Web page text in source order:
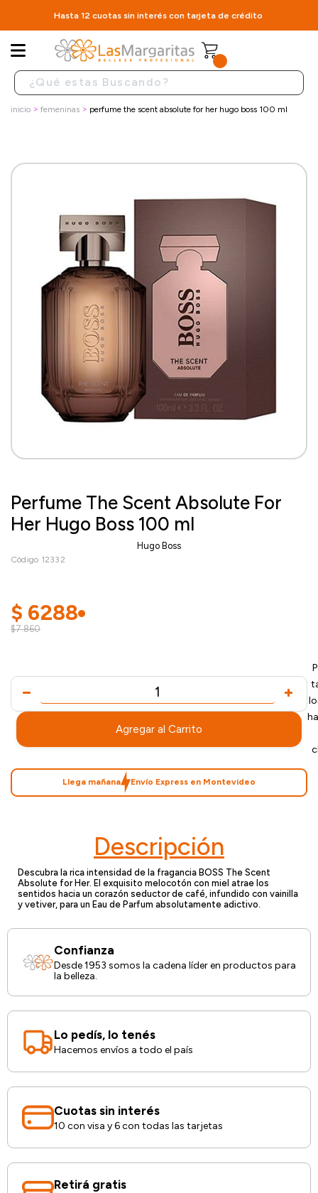
Hasta 12 cuotas sin interés con tarjeta de crédito
inicio femeninas perfume the scent absolute for her hugo boss 100 ml
Perfume The Scent Absolute For
Her Hugo Boss 100 ml
Hugo Boss
Código 12332
$7.860
$ 6288
Agregar al Carrito
Llega mañana Envío Express en Montevideo
Descripción
Descubra la rica intensidad de la fragancia BOSS The Scent
Absolute for Her. El exquisito melocotón con miel atrae los
sentidos hacia un corazón seductor de café, infundido con vainilla
y vetiver, para un Eau de Parfum absolutamente adictivo.
Confianza
Desde 1953 somos la cadena líder en productos para
la belleza.
Lo pedís, lo tenés
Hacemos envíos a todo el país
Cuotas sin interés
10 con visa y 6 con todas las tarjetas
Retirá gratis